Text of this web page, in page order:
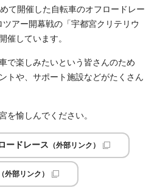
て開催した自転車のオフロードレー
アー開幕戦の「宇都宮クリテリウ
催しています。
で楽しみたいという皆さんのため
トや、サポート施設などがたくさん
愉しんでください。
ードレース （外部リンク）
（外部リンク）